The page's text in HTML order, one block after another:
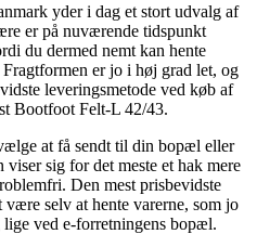
yder i dag et stort udvalg af
er på nuværende tidspunkt
du dermed nemt kan hente
Fragtformen er jo i høj grad let, og
leveringsmetode ved køb af
Bootfoot Felt-L 42/43.
at få sendt til din bopæl eller
sig for det meste et hak mere
Den mest prisbevidste
selv at hente varerne, som jo
ved e-forretningens bopæl.